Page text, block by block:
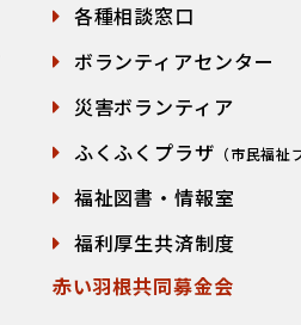
各種相談窓口
ボランティアセンター
災害ボランティア
ふくふくプラザ （市民福祉
福祉図書・情報室
福利厚生共済制度
赤い羽根共同募金会